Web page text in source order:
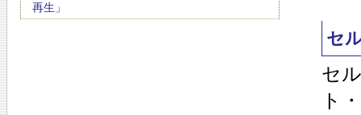
再生」
セ
セ
ト